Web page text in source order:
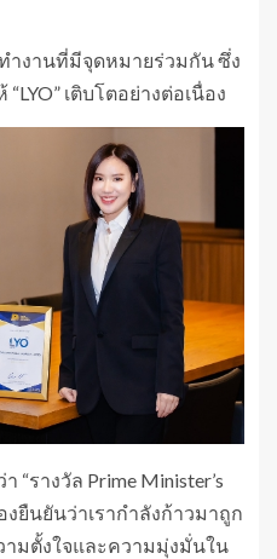
ำงานที่มีจุดหมายร่วมกัน ซึ่ง
เติบโตอย่างต่อเนื่อง
รางวัล Prime Minister’s
งยืนยันว่าเรากำลังก้าวมาถูก
ามตั้งใจและความมุ่งมั่นใน